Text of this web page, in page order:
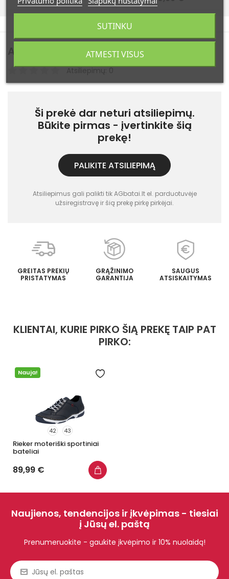
Ši prekė dar neturi atsiliepimų.
Būkite pirmas - įvertinkite šią
prekę!
PALIKITE ATSILIEPIMĄ
Atsiliepimus gali palikti tik AGbatai.lt el. parduotuvėje
užsiregistravę ir šią prekę pirkę pirkėjai.
GREITAS PREKIŲ
PRISTATYMAS
GRĄŽINIMO
GARANTIJA
SAUGUS
ATSISKAITYMAS
KLIENTAI, KURIE PIRKO ŠIĄ PREKĘ TAIP PAT
PIRKO:
Nauja!
42 43
Rieker moteriški sportiniai
bateliai
89,99 €
Naujienos, tendencijos ir įkvėpimas - tiesiai
į Jūsų el. paštą
Prenumeruokite - gaukite įkvėpimo ir 10% nuolaidą!
ATMESTI VISUS
SUTINKU